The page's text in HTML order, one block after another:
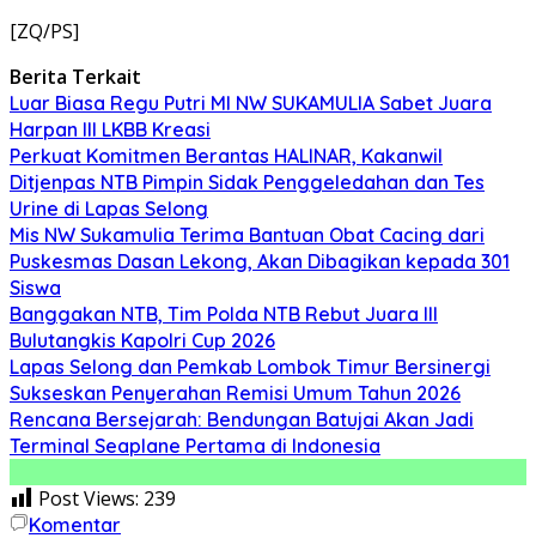
[ZQ/PS]
Berita Terkait
Luar Biasa Regu Putri MI NW SUKAMULIA Sabet Juara
Harpan III LKBB Kreasi
Perkuat Komitmen Berantas HALINAR, Kakanwil
Ditjenpas NTB Pimpin Sidak Penggeledahan dan Tes
Urine di Lapas Selong
Mis NW Sukamulia Terima Bantuan Obat Cacing dari
Puskesmas Dasan Lekong, Akan Dibagikan kepada 301
Siswa
Banggakan NTB, Tim Polda NTB Rebut Juara III
Bulutangkis Kapolri Cup 2026
Lapas Selong dan Pemkab Lombok Timur Bersinergi
Sukseskan Penyerahan Remisi Umum Tahun 2026
Rencana Bersejarah: Bendungan Batujai Akan Jadi
Terminal Seaplane Pertama di Indonesia
Post Views: 239
Komentar